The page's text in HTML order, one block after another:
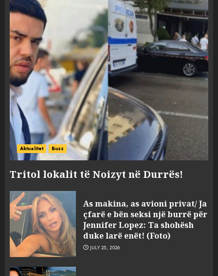
Aktualitet Buzz
Tritol lokalit të Noizyt në Durrës!
As makina, as avioni privat/ Ja
çfarë e bën seksi një burrë për
Jennifer Lopez: Ta shohësh
duke larë enët! (Foto)
JULY 25, 2026
3
Sherr në burgun e Fierit, dy të
burgosur përfundojnë në
spital! (Emrat)
AUGUST 8, 2026